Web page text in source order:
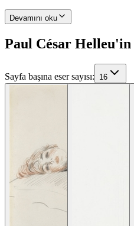
Devamını oku
Paul César
Sayfa başına eser sayısı: 16